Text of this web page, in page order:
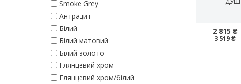
Smoke Grey
Антрацит
Білий
Білий матовий
Білий-золото
Глянцевий хром
Глянцевий хром/білий
2 815 ₴
3 519 ₴